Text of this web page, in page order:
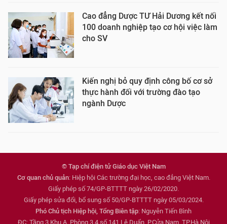
Cao đẳng Dược TƯ Hải Dương kết nối
100 doanh nghiệp tạo cơ hội việc làm
cho SV
Kiến nghị bỏ quy định công bố cơ sở
thực hành đối với trường đào tạo
ngành Dược
© Tạp chí điện tử Giáo dục Việt Nam
Cơ quan chủ quản: Hiệp hội Các trường đại học, cao đẳng Việt Nam.
Giấy phép số 74/GP-BTTTT ngày 26/02/2020.
Giấy phép sửa đổi, bổ sung số 50/GP-BTTTT ngày 05/03/2024.
Phó Chủ tịch Hiệp hội, Tổng Biên tập: Nguyễn Tiến Bình
ĐC: Tầng 3 Khu A, Phòng 3,4 số 141 Lê Duẩn, P.Cửa Nam, TP.Hà Nội